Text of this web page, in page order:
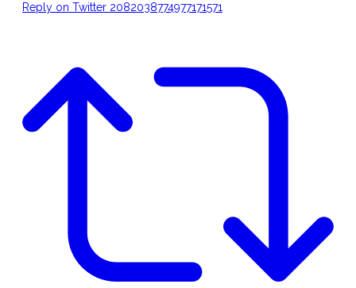
Reply on Twitter 2082038774977171571